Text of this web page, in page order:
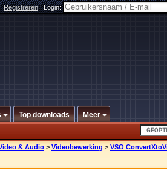
Registreren|Login:
Top downloads Meer
& Audio > Videobewerking > VSO